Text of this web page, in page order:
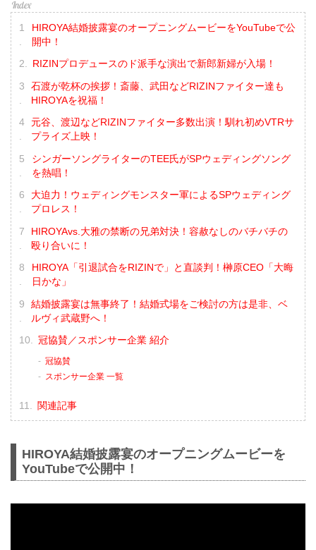
HIROYA結婚披露宴のオープニングムービーをYouTubeで公
開中！
RIZINプロデュースのド派手な演出で新郎新婦が入場！
石渡が乾杯の挨拶！斎藤、武田などRIZINファイター達も
HIROYAを祝福！
元谷、渡辺などRIZINファイター多数出演！馴れ初めVTRサ
プライズ上映！
シンガーソングライターのTEE氏がSPウェディングソング
を熱唱！
大迫力！ウェディングモンスター軍によるSPウェディング
プロレス！
HIROYAvs.大雅の禁断の兄弟対決！容赦なしのバチバチの
殴り合いに！
HIROYA「引退試合をRIZINで」と直談判！榊原CEO「大晦
日かな」
結婚披露宴は無事終了！結婚式場をご検討の方は是非、ベ
ルヴィ武蔵野へ！
冠協賛／スポンサー企業 紹介
冠協賛
スポンサー企業 一覧
関連記事
HIROYA結婚披露宴のオープニングムービーを
YouTubeで公開中！